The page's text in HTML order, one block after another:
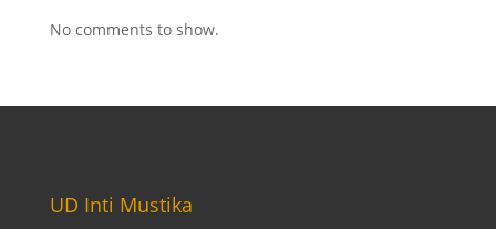
No comments to show.
UD Inti Mustika